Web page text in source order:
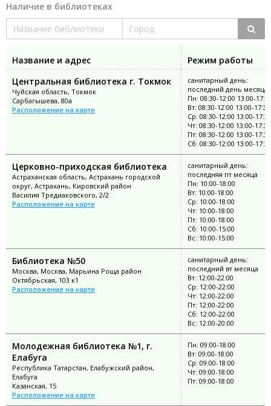
Наличие в библиотеках
Название и адрес
Режим работы
Центральная библиотека г. Токмок
Чуйская область, Токмок
Сарбагышева, 80а
Расположение на карте
санитарный день:
последний день месяца
Пн: 08:30-12:00 13:00-
Вт: 08:30-12:00 13:00-17:30
Ср: 08:30-12:00 13:00-17:30
Чт: 08:30-12:00 13:00-17:30
Пт: 08:30-12:00 13:00-17:30
Сб: 08:30-12:00 13:00-17:30
Церковно-приходская библиотека
Астраханская область, Астрахань городской
округ, Астрахань, Кировский район
Василия Тредиаковского, 2/2
Расположение на карте
санитарный день:
последняя пт месяца
Пн: 10:00-18:00
Вт: 10:00-18:00
Ср: 10:00-18:00
Чт: 10:00-18:00
Пт: 10:00-18:00
Сб: 10:00-15:00
Вс: 10:00-15:00
Библиотека №50
Москва, Москва, Марьина Роща район
Октябрьская, 103 к1
Расположение на карте
санитарный день:
последний вт месяца
Вт: 12:00-22:00
Ср: 12:00-22:00
Чт: 12:00-22:00
Пт: 12:00-22:00
Сб: 12:00-22:00
Вс: 12:00-20:00
Молодежная библиотека №1, г.
Елабуга
Республика Татарстан, Елабужский район,
Елабуга
Казанская, 15
Расположение на карте
Пн: 09:00-18:00
Вт: 09:00-18:00
Ср: 09:00-18:00
Чт: 09:00-18:00
Пт: 09:00-18:00